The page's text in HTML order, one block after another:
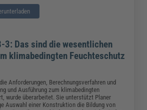
3: Das sind die wesentlichen
klimabedingten Feuchteschutz
Anforderungen, Berechnungsverfahren und
und Ausführung zum klimabedingten
wurde überarbeitet. Sie unterstützt Planer
Auswahl einer Konstruktion die Bildung von